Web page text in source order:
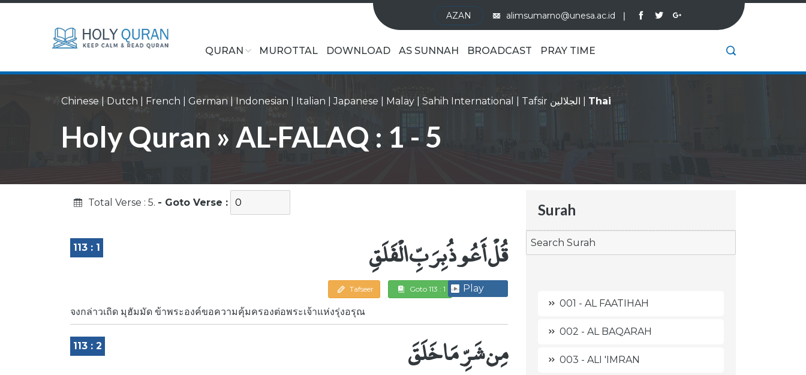
AZAN alimsumarno@unesa.ac.id ❘
QURAN MUROTTAL DOWNLOAD AS SUNNAH BROADCAST PRAY TIME
Chinese Dutch French German |Indonesian Italian |Japanese Malay Sahih International Tafsir الجلالين Thai
Holy Quran » AL-FALAQ : 1 - 5
Total Verse : 5. - Goto Verse :
113 : 1 قُلْ أَعُوذُ بِرَبِّ الْفَلَقِ
Tafseer Goto 113 : 1 Play
จงกล่าวเถิด มุฮัมมัด ข้าพระองค์ขอความคุ้มครองต่อพระเจ้าแห่งรุ่งอรุณ
113 : 2 مِن شَرِّ مَا خَلَقَ
Surah
001 - AL FAATIHAH
002 - AL BAQARAH
003 - ALI 'IMRAN